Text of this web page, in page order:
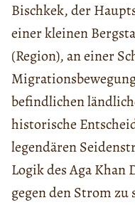
Bischkek, der
einer kleinen
(Region), an einer
befindlichen
historische
legendären
Logik des Aga Khan
gegen den Strom